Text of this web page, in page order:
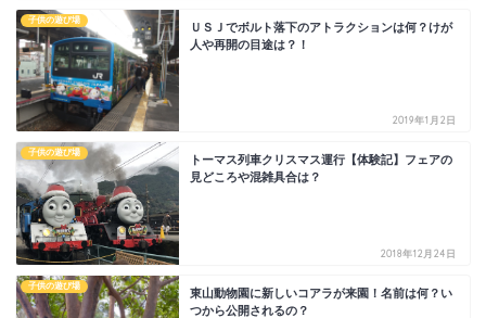
子供の遊び場
ＵＳＪでボルト落下のアトラクションは何？けが
人や再開の目途は？！
2019年1月2日
子供の遊び場
トーマス列車クリスマス運行【体験記】フェアの
見どころや混雑具合は？
2018年12月24日
子供の遊び場
東山動物園に新しいコアラが来園！名前は何？い
つから公開されるの？